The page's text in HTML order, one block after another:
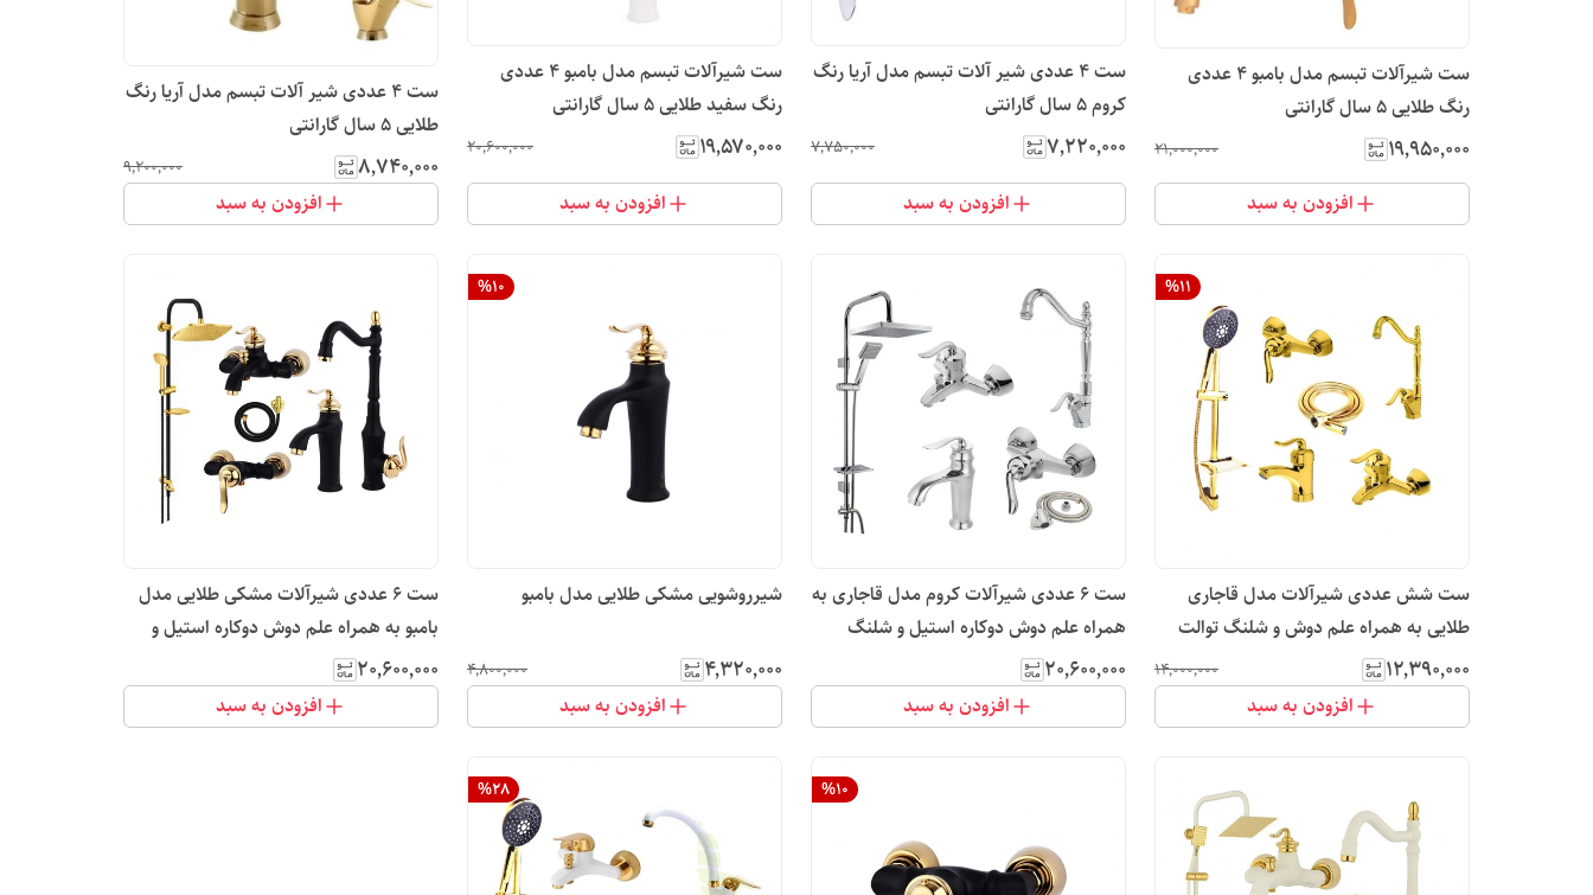
ست شیرآلات تبسم مدل بامبو ۴ عددی
رنگ طلایی 5 سال گارانتی
۱۹٬۹۵۰٬۰۰۰ ۲۱٬۰۰۰٬۰۰۰
افزودن به سبد
ست 4 عددی شیر آلات تبسم مدل آریا رنگ
کروم 5 سال گارانتی
۷٬۲۲۰٬۰۰۰ ۷٬۷۵۰٬۰۰۰
افزودن به سبد
ست شیرآلات تبسم مدل بامبو ۴ عددی
رنگ سفید طلایی 5 سال گارانتی
۱۹٬۵۷۰٬۰۰۰ ۲۰٬۶۰۰٬۰۰۰
افزودن به سبد
ست 4 عددی شیر آلات تبسم مدل آریا رنگ
طلایی 5 سال گارانتی
۸٬۷۴۰٬۰۰۰ ۹٬۲۰۰٬۰۰۰
افزودن به سبد
%11
ست شش عددی شیرآلات مدل قاجاری
طلایی به همراه علم دوش و شلنگ توالت
۱۲٬۳۹۰٬۰۰۰ ۱۴٬۰۰۰٬۰۰۰
افزودن به سبد
ست 6 عددی شیرآلات کروم مدل قاجاری به
همراه علم دوش دوکاره استیل و شلنگ
۲۰٬۶۰۰٬۰۰۰
افزودن به سبد
%10
شیرروشویی مشکی طلایی مدل بامبو
۴٬۳۲۰٬۰۰۰ ۴٬۸۰۰٬۰۰۰
افزودن به سبد
ست 6 عددی شیرآلات مشکی طلایی مدل
بامبو به همراه علم دوش دوکاره استیل و
شلنگ
۲۰٬۶۰۰٬۰۰۰
افزودن به سبد
%10
%28